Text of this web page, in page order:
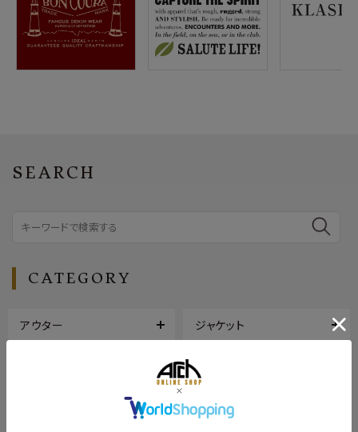
meeting_room ログイン 会員登録
SEARCH
CATEGORY
アウター ジャケット
アクセサリー